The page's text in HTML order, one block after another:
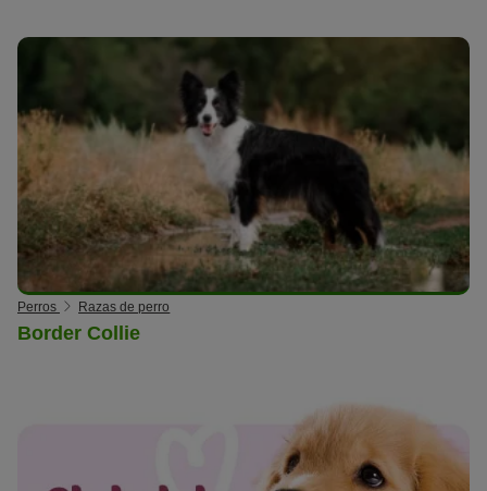
Perros Razas de perro
Border Collie